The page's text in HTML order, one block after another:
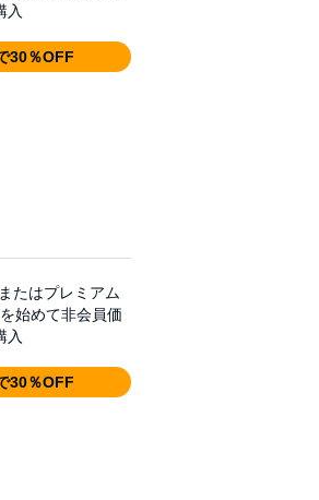
入
30％OFF
たはプレミアム
始めて非会員価
入
30％OFF